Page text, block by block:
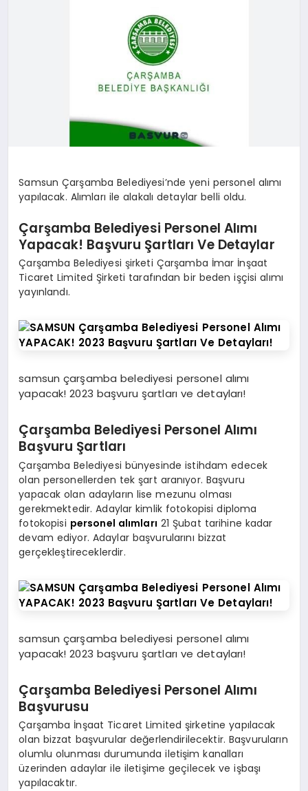
Samsun Çarşamba Belediyesi’nde yeni personel alımı
yapılacak. Alımları ile alakalı detaylar belli oldu.
Çarşamba Belediyesi Personel Alımı
Yapacak! Başvuru Şartları Ve Detaylar
Çarşamba Belediyesi şirketi Çarşamba İmar İnşaat
Ticaret Limited Şirketi tarafından bir beden işçisi alımı
yayınlandı.
samsun çarşamba belediyesi personel alımı
yapacak! 2023 başvuru şartları ve detayları!
Çarşamba Belediyesi Personel Alımı
Başvuru Şartları
Çarşamba Belediyesi bünyesinde istihdam edecek
olan personellerden tek şart aranıyor. Başvuru
yapacak olan adayların lise mezunu olması
gerekmektedir. Adaylar kimlik fotokopisi diploma
fotokopisi personel alımları 21 Şubat tarihine kadar
devam ediyor. Adaylar başvurularını bizzat
gerçekleştireceklerdir.
samsun çarşamba belediyesi personel alımı
yapacak! 2023 başvuru şartları ve detayları!
Çarşamba Belediyesi Personel Alımı
Başvurusu
Çarşamba İnşaat Ticaret Limited şirketine yapılacak
olan bizzat başvurular değerlendirilecektir. Başvuruların
olumlu olunması durumunda iletişim kanalları
üzerinden adaylar ile iletişime geçilecek ve işbaşı
yapılacaktır.